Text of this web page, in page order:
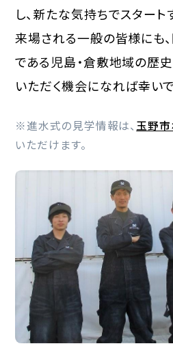
し、新たな気持ちでスタート
来場される一般の皆様にも
である児島・倉敷地域の歴
いただく機会になれば幸いで
※進水式の見学情報は、玉野
いただけます。